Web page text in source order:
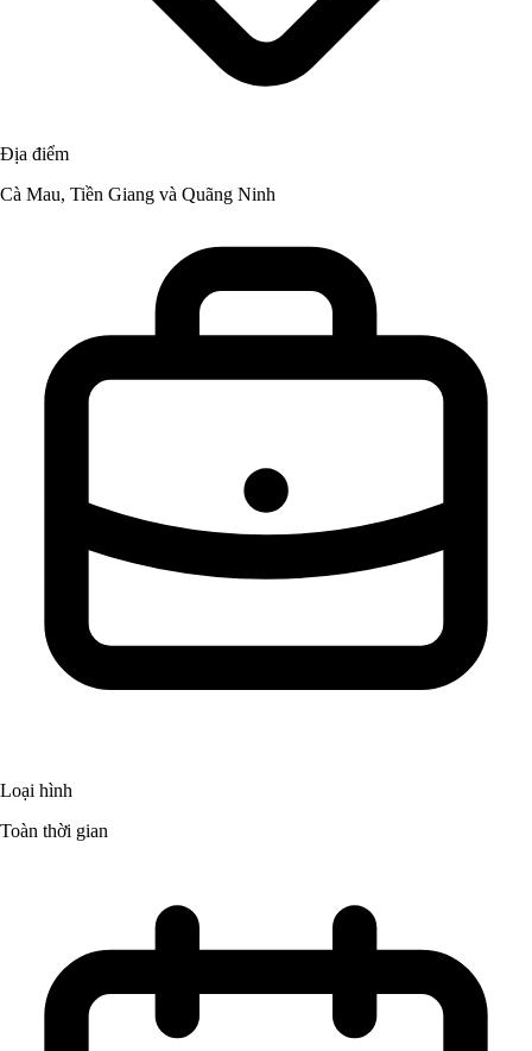
Địa điểm
Cà Mau, Tiền Giang và Quãng Ninh
Loại hình
Toàn thời gian